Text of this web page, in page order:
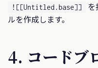
![[Untitled.base]]
ルを作成します。
4. コードブ